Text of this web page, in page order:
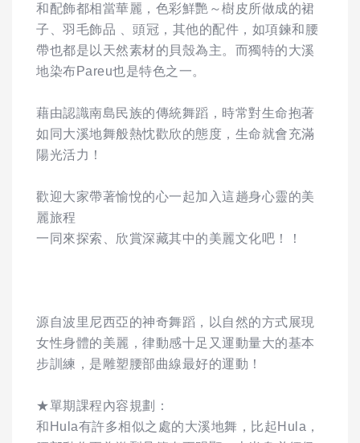
和配飾都相當華麗，色彩鮮艷～樹皮所做成的裙
子、羽毛飾品 、頭冠，其他的配件，如項鍊和腰
帶也都是以天然素材的貝殼為主。而獨特的大溪
地染布Pareu也是特色之一。
藉由認識南島民族的傳統舞蹈，時常對生命抱著
如同大溪地舞般熱忱歡欣的態度，生命就會充滿
陽光活力！
歡迎大家帶著愉悅的心一起加入這趟身心靈的美
麗旅程
一同來探索、欣賞深藏其中的美麗文化吧！！
源自波里尼西亞的神奇舞蹈，以自然的方式展現
女性身體的美麗，律動感十足又運動量大的基本
步訓練，是雕塑腰部曲線最好的運動！
★單期課程內容規劃：
和Hula有許多相似之處的大溪地舞，比起Hula，